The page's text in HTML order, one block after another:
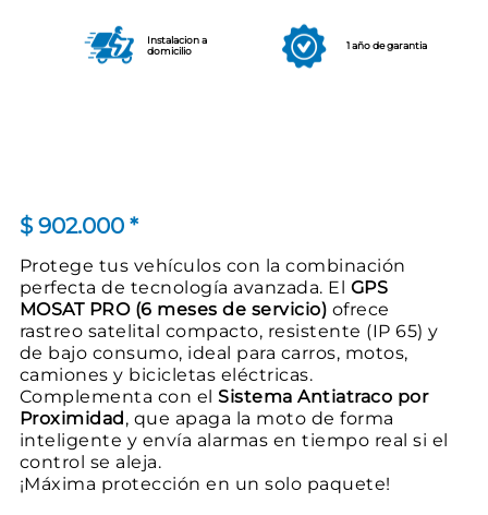
Instalacion a
domicilio
1 año de garantia
$902.000*
Protege tus vehículos con la combinación
perfecta de tecnología avanzada. El GPS
MOSAT PRO (6 meses de servicio) ofrece
rastreo satelital compacto, resistente (IP 65) y
de bajo consumo, ideal para carros, motos,
camiones y bicicletas eléctricas.
Complementa con elSistema Antiatraco por
Proximidad, que apaga la moto de forma
inteligente y envía alarmas en tiempo real si el
control se aleja.
¡Máxima protección en un solo paquete!